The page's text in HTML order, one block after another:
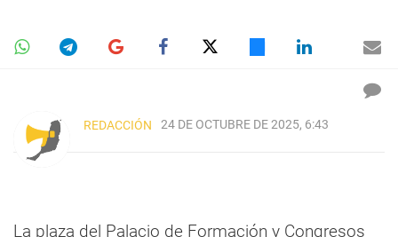
REDACCIÓN 24 DE OCTUBRE DE 2025, 6:43
La plaza del Palacio de Formación y Congresos